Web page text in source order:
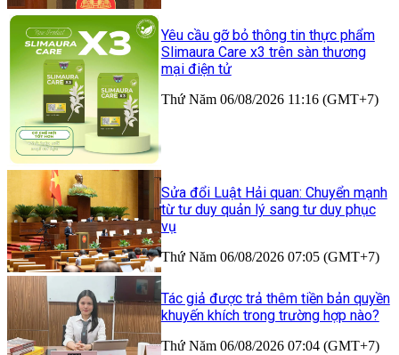
Yêu cầu gỡ bỏ thông tin thực phẩm
Slimaura Care x3 trên sàn thương
mại điện tử
Thứ Năm 06/08/2026 11:16 (GMT+7)
Sửa đổi Luật Hải quan: Chuyển mạnh
từ tư duy quản lý sang tư duy phục
vụ
Thứ Năm 06/08/2026 07:05 (GMT+7)
Tác giả được trả thêm tiền bản quyền
khuyến khích trong trường hợp nào?
Thứ Năm 06/08/2026 07:04 (GMT+7)